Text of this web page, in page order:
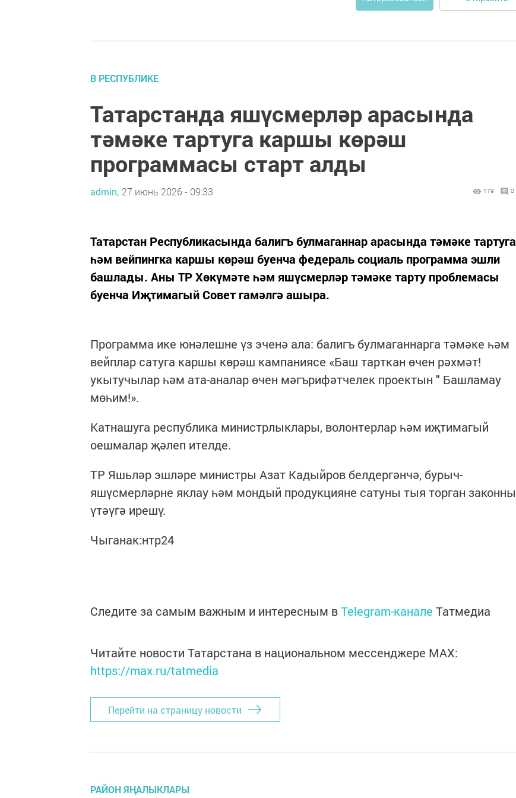
В РЕСПУБЛИКЕ
Татарстанда яшүсмерләр арасында
тәмәке тартуга каршы көрәш
программасы старт алды
admin, 27 июнь 2026 - 09:33 179 0
Татарстан Республикасында балигъ булмаганнар арасында тәмәке тартуга
һәм вейпингка каршы көрәш буенча федераль социаль программа эшли
башлады. Аны ТР Хөкүмәте һәм яшүсмерләр тәмәке тарту проблемасы
буенча Иҗтимагый Совет гамәлгә ашыра.
Программа ике юнәлешне үз эченә ала: балигъ булмаганнарга тәмәке һәм
вейплар сатуга каршы көрәш кампаниясе «Баш тарткан өчен рәхмәт!
укытучылар һәм ата-аналар өчен мәгърифәтчелек проектын " Башламау
мөһим!».
Катнашуга республика министрлыклары, волонтерлар һәм иҗтимагый
оешмалар җәлеп ителде.
ТР Яшьләр эшләре министры Азат Кадыйров белдергәнчә, бурыч-
яшүсмерләрне яклау һәм мондый продукцияне сатуны тыя торган законны
үтәүгә ирешү.
Чыганак:нтр24
Следите за самым важным и интересным вTelegram-канале Татмедиа
Читайте новости Татарстана в национальном мессенджере MАХ:
https://max.ru/tatmedia
Перейти на страницу новости
РАЙОН ЯҢАЛЫКЛАРЫ